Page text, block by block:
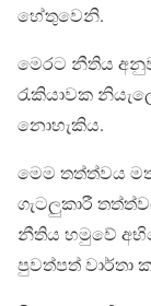
හේතුවෙනි.
මෙරට නීතිය
රැකියාවක
නොහැකිය.
මෙම තත්ත්වය
ගැටලුකාරී
නීතිය හමුවේ
පුවත්පත් වාර්තා